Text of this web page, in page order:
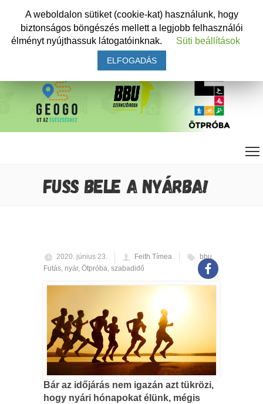
FUSS BELE A NYÁRBA!
2020. június 23. Feith Tímea bbu,
Futás, nyár, Ötpróba, szabadidő
Bár az időjárás nem igazán azt tükrözi,
hogy nyári hónapokat élünk, mégis
A weboldalon sütiket (cookie-kat) használunk, hogy
biztonságos böngészés mellett a legjobb felhasználói
élményt nyújthassuk látogatóinknak.
Süti beállítások
ELFOGADÁS